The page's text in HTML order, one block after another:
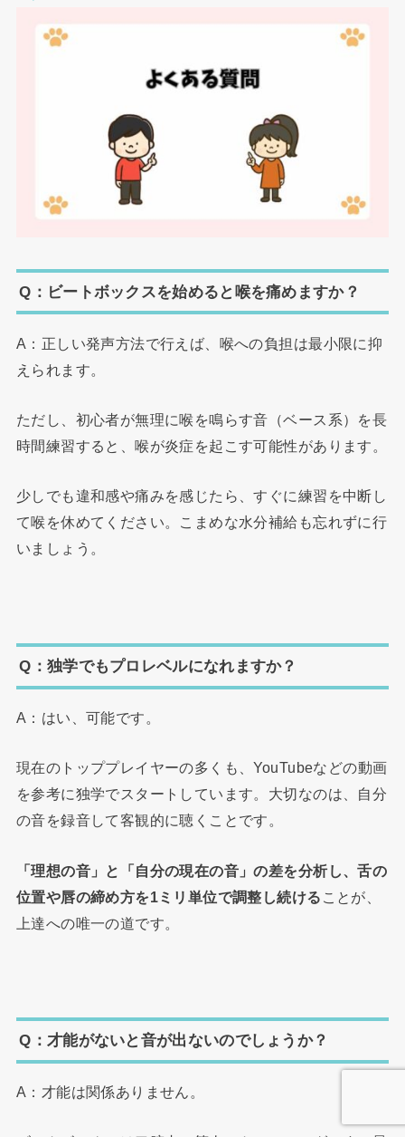
Q：ビートボックスを始めると喉を痛めますか？
A：正しい発声方法で行えば、喉への負担は最小限に抑
えられます。
ただし、初心者が無理に喉を鳴らす音（ベース系）を長
時間練習すると、喉が炎症を起こす可能性があります。
少しでも違和感や痛みを感じたら、すぐに練習を中断し
て喉を休めてください。こまめな水分補給も忘れずに行
いましょう。
Q：独学でもプロレベルになれますか？
A：はい、可能です。
現在のトッププレイヤーの多くも、YouTubeなどの動画
を参考に独学でスタートしています。大切なのは、自分
の音を録音して客観的に聴くことです。
「理想の音」と「自分の現在の音」の差を分析し、舌の
位置や唇の締め方を1ミリ単位で調整し続ける ことが、
上達への唯一の道です。
Q：才能がないと音が出ないのでしょうか？
A：才能は関係ありません。